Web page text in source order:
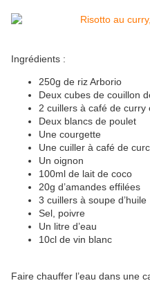
Ingrédients :
250g de riz Arborio
Deux cubes de couillon
2 cuillers à café de curry
Deux blancs de poulet
Une courgette
Une cuiller à café de
Un oignon
100ml de lait de coco
20g d’amandes effilées
3 cuillers à soupe d’huile
Sel, poivre
Un litre d’eau
10cl de vin blanc
Faire chauffer l’eau dans une